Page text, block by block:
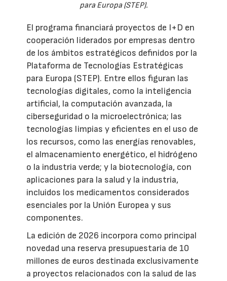
para Europa (STEP).
El programa financiará proyectos de I+D en
cooperación liderados por empresas dentro
de los ámbitos estratégicos definidos por la
Plataforma de Tecnologías Estratégicas
para Europa (STEP). Entre ellos figuran las
tecnologías digitales, como la inteligencia
artificial, la computación avanzada, la
ciberseguridad o la microelectrónica; las
tecnologías limpias y eficientes en el uso de
los recursos, como las energías renovables,
el almacenamiento energético, el hidrógeno
o la industria verde; y la biotecnología, con
aplicaciones para la salud y la industria,
incluidos los medicamentos considerados
esenciales por la Unión Europea y sus
componentes.
La edición de 2026 incorpora como principal
novedad una reserva presupuestaria de 10
millones de euros destinada exclusivamente
a proyectos relacionados con la salud de las